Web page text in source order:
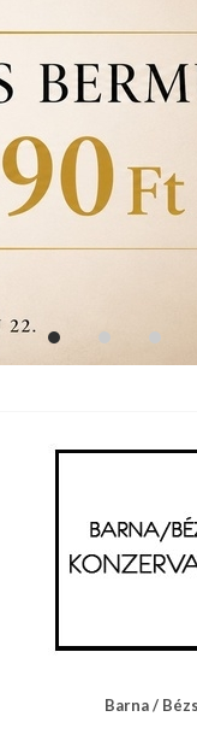
Barna / Bézs